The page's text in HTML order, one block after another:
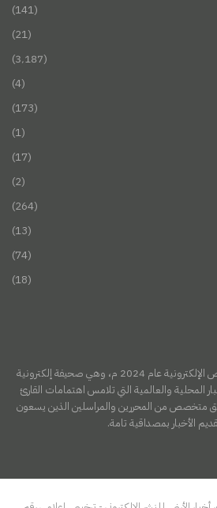
(141)
(21)
(3٬187)
(4)
(173)
(1)
(17)
(2)
(264)
(13)
(74)
(18)
تأسست صحيفة “آخر أخبار الأرض الإلكترونية عام 2024 م، وهي صحيفة إلكترونية
المحلية والعالمية التي تلامس اهتمامات القارئ
متخصص من المحررين والمراسلين الذين يسعون
الأخبار بمصداقية تامة.